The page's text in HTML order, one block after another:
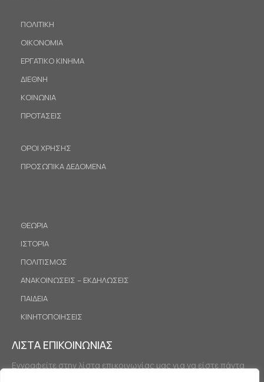
ΠΟΛΙΤΙΚΗ
ΟΙΚΟΝΟΜΙΑ
ΕΡΓΑΤΙΚΟ ΚΙΝΗΜΑ
ΔΙΕΘΝΗ
ΚΟΙΝΩΝΙΑ
ΠΡΟΤΑΣΕΙΣ
ΟΡΟΙ ΧΡΗΣΗΣ
ΠΡΟΣΩΠΙΚΑ ΔΕΔΟΜΕΝΑ
ΘΕΩΡΙΑ
ΙΣΤΟΡΙΑ
ΠΟΛΙΤΙΣΜΟΣ
ΑΝΑΚΟΙΝΩΣΕΙΣ – ΕΚΔΗΛΩΣΕΙΣ
ΠΑΙΔΕΙΑ
ΚΙΝΗΤΟΠΟΙΗΣΕΙΣ
ΛΙΣΤΑ ΕΠΙΚΟΙΝΩΝΙΑΣ
Εγγραφείτε στην λίστα επικοινωνίας μας για να είστε πάντα